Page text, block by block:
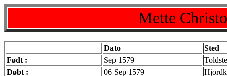
Mette
Dato
Sted
Født :
Sep 1579
Døbt :
06 Sep 1579